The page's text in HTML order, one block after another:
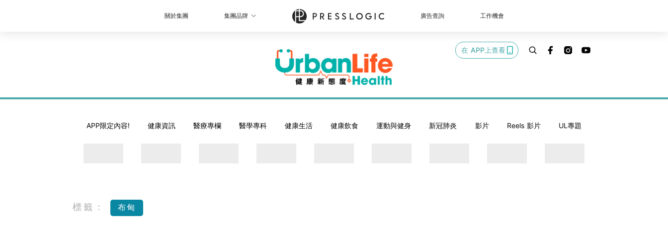
關於集團 集團品牌 廣告查詢 工作機會
在 APP上查看
APP限定內容! 健康資訊 醫療專欄 醫學專科 健康生活 健康飲食 運動與健身 新冠肺炎 影片 Reels 影片 UL專題
標籤： 布甸